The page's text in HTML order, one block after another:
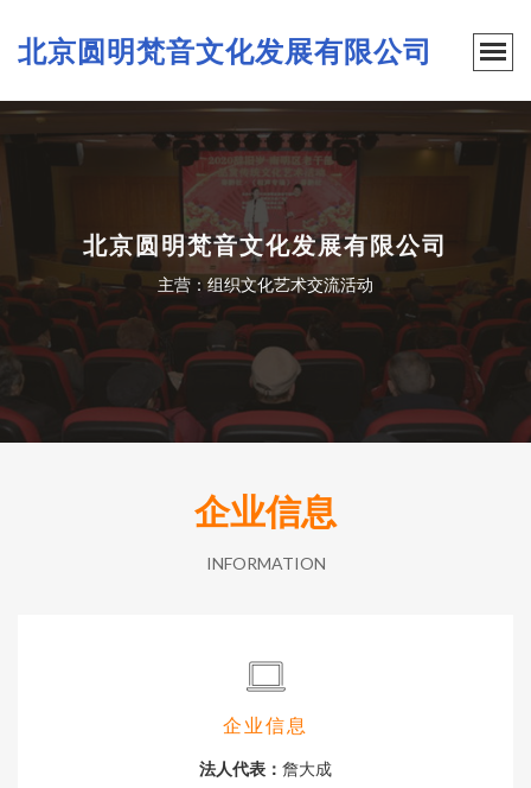
北京圆明梵音文化发展有限公司
北京圆明梵音文化发展有限公司
主营：组织文化艺术交流活动
企业信息
INFORMATION
企业信息
法人代表： 詹大成